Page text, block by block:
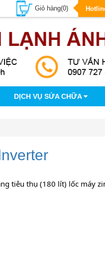
Giỏ hàng(0)
DỊCH VỤ SỬA CHỮA
tiêu thụ (180 lít) lốc